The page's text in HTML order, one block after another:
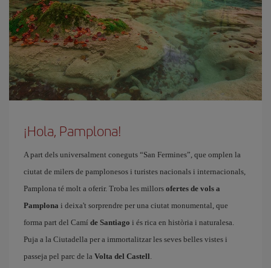
¡Hola, Pamplona!
A part dels universalment coneguts “San Fermines”, que omplen la
ciutat de milers de pamplonesos i turistes nacionals i internacionals,
Pamplona té molt a oferir. Troba les millors ofertes de vols a
Pamplona i deixa't sorprendre per una ciutat monumental, que
forma part del Camí de Santiago i és rica en història i naturalesa.
Puja a la Ciutadella per a immortalitzar les seves belles vistes i
passeja pel parc de la Volta del Castell.